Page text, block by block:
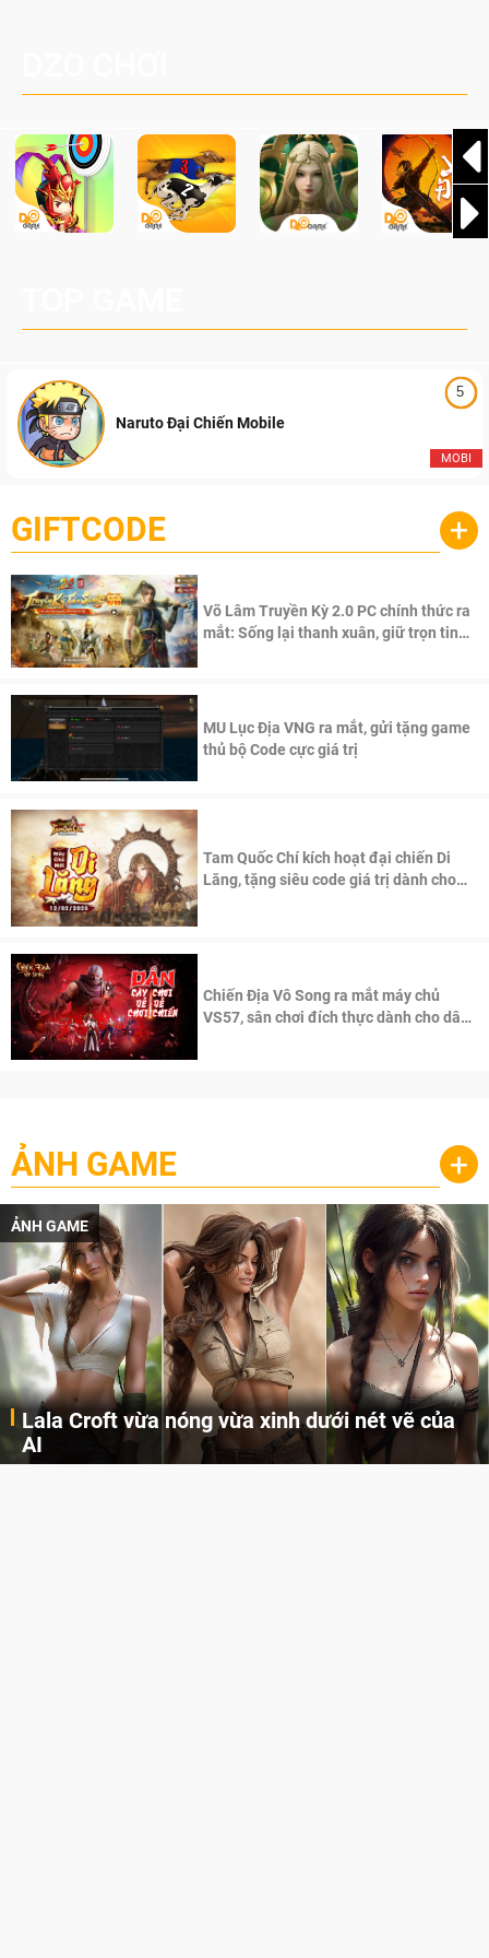
5
MOBI
Naruto Đại Chiến Mobile
GIFTCODE +
Võ Lâm Truyền Kỳ 2.0 PC chính thức ra
mắt: Sống lại thanh xuân, giữ trọn tinh
MU Lục Địa VNG ra mắt, gửi tặng game
thủ bộ Code cực giá trị
Tam Quốc Chí kích hoạt đại chiến Di
Lăng, tặng siêu code giá trị dành cho
Chiến Địa Vô Song ra mắt máy chủ
VS57, sân chơi đích thực dành cho dân
ẢNH GAME +
ẢNH GAME
Lala Croft vừa nóng vừa xinh dưới nét vẽ của
AI